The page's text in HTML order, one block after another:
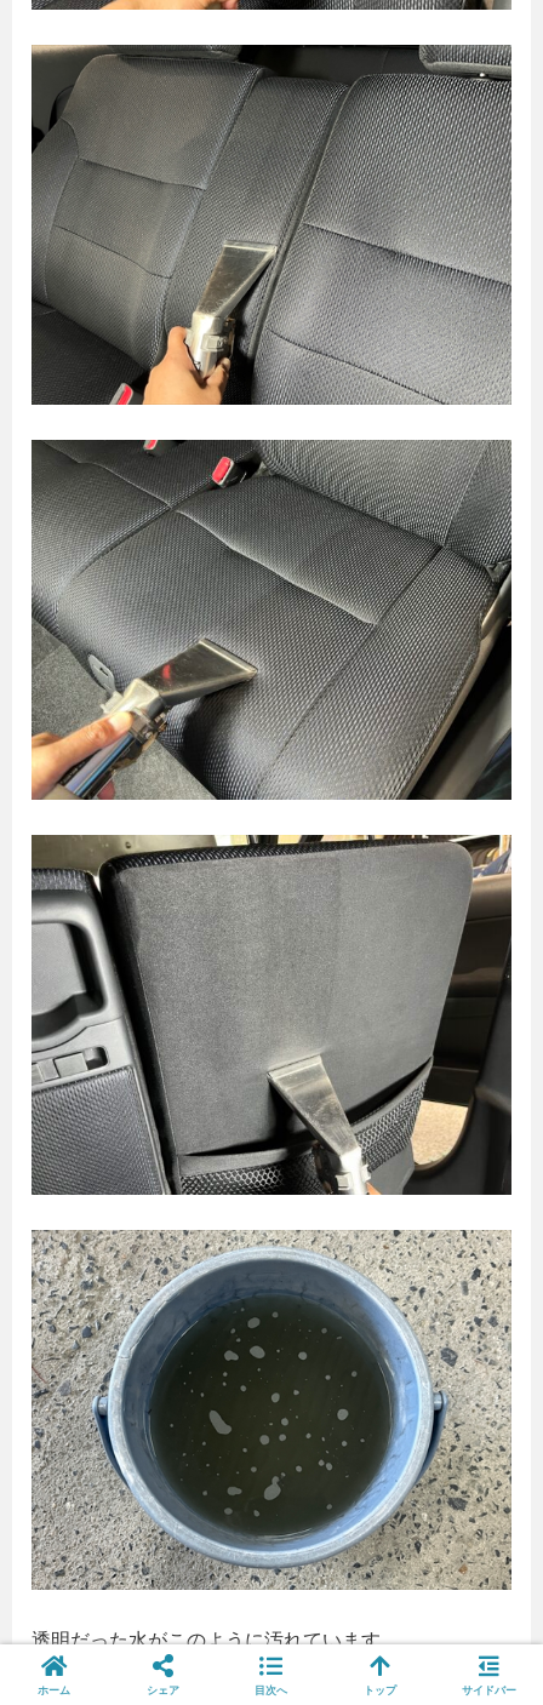
透明だった水がこのように汚れています。
これだけ汚れていたということですね。
ホーム シェア 目次へ トップ サイドバー